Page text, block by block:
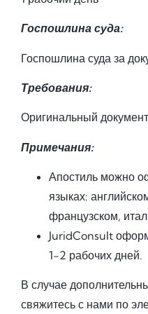
Госпошлина суда:
Госпошлина суда за
Требования:
Оригинальный
Примечания:
Апостиль можно
языках:
французском,
JuridConsult
1-2 рабочих дней.
В случае
свяжитесь с нами по